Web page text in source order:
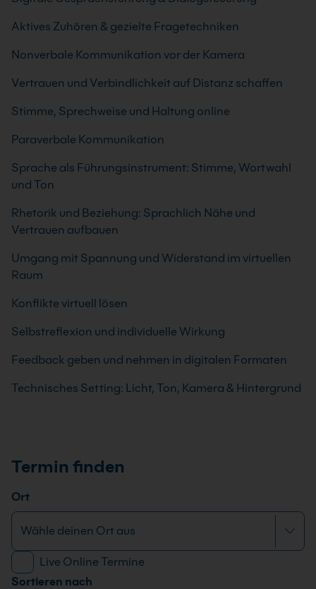
Aktives Zuhören & gezielte Fragetechniken
Nonverbale Kommunikation vor der Kamera
Vertrauen und Verbindlichkeit auf Distanz schaffen
Stimme, Sprechweise und Haltung online
Paraverbale Kommunikation
Sprache als Führungsinstrument: Stimme, Wortwahl
und Ton
Rhetorik und Beziehung: Sprachlich Nähe und
Vertrauen aufbauen
Umgang mit Spannung und Widerstand im virtuellen
Raum
Konflikte virtuell lösen
Selbstreflexion und individuelle Wirkung
Feedback geben und nehmen in digitalen Formaten
Technisches Setting: Licht, Ton, Kamera & Hintergrund
Termin finden
Ort
Live Online Termine
Sortieren nach